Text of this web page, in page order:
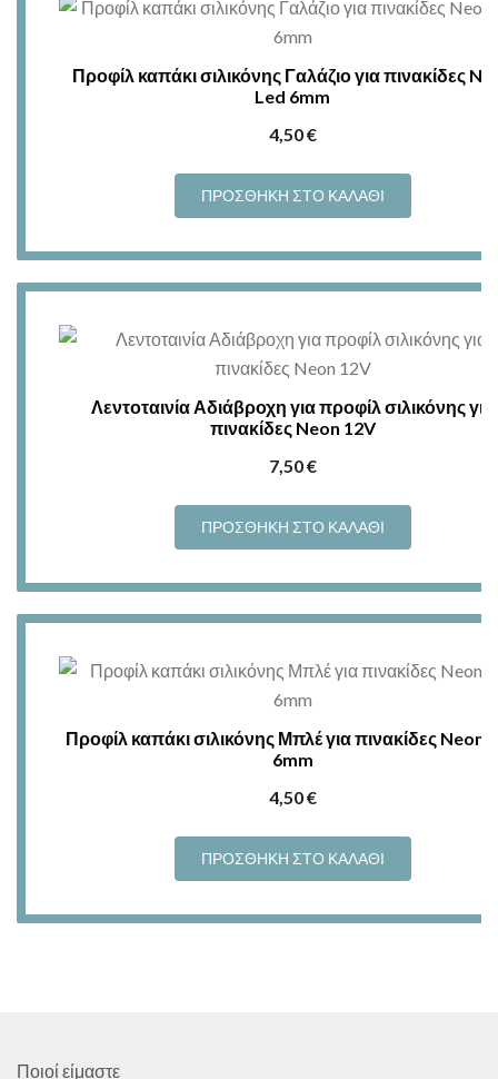
Προφίλ καπάκι σιλικόνης Γαλάζιο για πινακίδες
Led 6mm
4,50€
ΠΡΟΣΘΉΚΗ ΣΤΟ ΚΑΛΆΘΙ
Λεντοταινία Αδιάβροχη για προφίλ σιλικόνης για
πινακίδες Neon 12V
7,50€
ΠΡΟΣΘΉΚΗ ΣΤΟ ΚΑΛΆΘΙ
Προφίλ καπάκι σιλικόνης Μπλέ για πινακίδες Neon
6mm
4,50€
ΠΡΟΣΘΉΚΗ ΣΤΟ ΚΑΛΆΘΙ
Ποιοί είμαστε